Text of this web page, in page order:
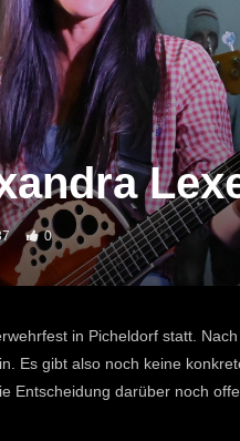
0
in Picheldorf statt.
Es gibt also noch keine
Entscheidung darüber noch